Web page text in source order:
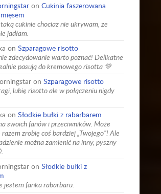
on Cukinia faszerowana
cukinie chociaz nie ukrywam, ze
jadłam.
on Szparagowe risotto
zdecydowanie warto poznać! Delikatne
pasują do kremowego risotta 💚
on Szparagowe risotto
lubię risotto ale w połączeniu nigdy
on Słodkie bułki z rabarbarem
swoich fanów i przeciwników. Może
zrobię coś bardziej „Twojego”! Ale
można zamienić na inny, pyszny
on Słodkie bułki z
jestem fanka rabarbaru.